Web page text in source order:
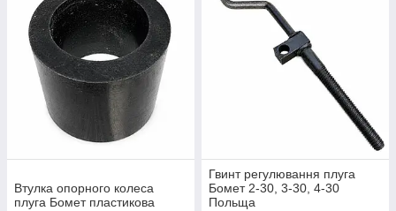
Втулка опорного колеса
плуга Бомет пластикова
Гвинт регулювання плуга
Бомет 2-30, 3-30, 4-30
Польща